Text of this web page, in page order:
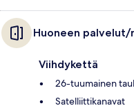
Huoneen palvelut/
Viihdykettä
26-tuumainen
Satelliittikanavat